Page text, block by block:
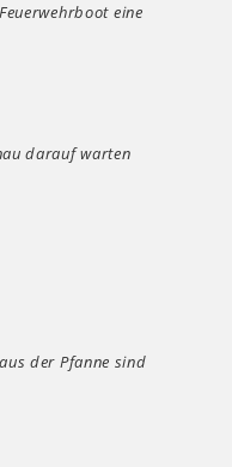
eine
darauf warten
der Pfanne sind